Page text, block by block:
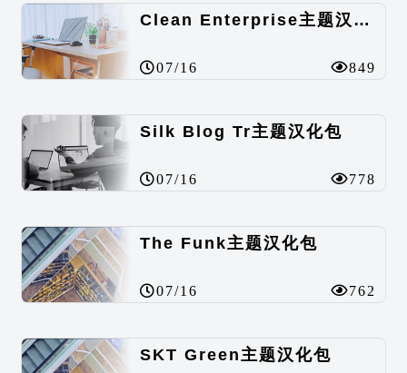
Clean Enterprise主题汉化包
07/16 849
Silk Blog Tr主题汉化包
07/16 778
The Funk主题汉化包
07/16 762
SKT Green主题汉化包